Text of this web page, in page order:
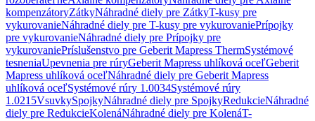
kompenzátoryZátkyNáhradné diely pre ZátkyT-kusy pre
vykurovanieNáhradné diely pre T-kusy pre vykurovaniePrípojky
pre vykurovanieNáhradné diely pre Prípojky pre
vykurovaniePríslušenstvo pre Geberit Mapress ThermSystémové
tesneniaUpevnenia pre rúryGeberit Mapress uhlíková oceľGeberit
Mapress uhlíková oceľNáhradné diely pre Geberit Mapress
uhlíková oceľSystémové rúry 1.0034Systémové rúry
1.0215VsuvkySpojkyNáhradné diely pre SpojkyRedukcieNáhradné
diely pre RedukcieKolenáNáhradné diely pre KolenáT-